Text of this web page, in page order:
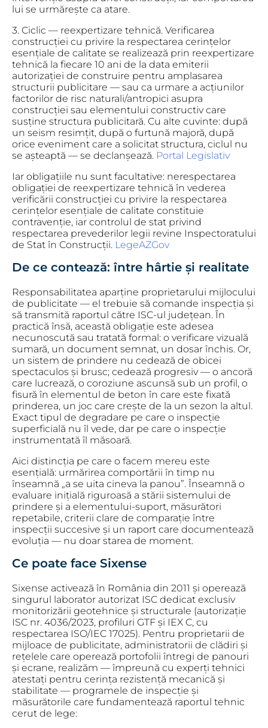
lui se urmărește ca atare.
3. Ciclic — reexpertizare tehnică. Verificarea
construcției cu privire la respectarea cerințelor
esențiale de calitate se realizează prin reexpertizare
tehnică la fiecare 10 ani de la data emiterii
autorizației de construire pentru amplasarea
structurii publicitare — sau ca urmare a acțiunilor
factorilor de risc naturali/antropici asupra
construcției sau elementului constructiv care
susține structura publicitară. Cu alte cuvinte: după
un seism resimțit, după o furtună majoră, după
orice eveniment care a solicitat structura, ciclul nu
se așteaptă — se declanșează. Portal Legislativ
Iar obligațiile nu sunt facultative: nerespectarea
obligației de reexpertizare tehnică în vederea
verificării construcției cu privire la respectarea
cerințelor esențiale de calitate constituie
contravenție, iar controlul de stat privind
respectarea prevederilor legii revine Inspectoratului
de Stat în Construcții. LegeAZGov
De ce contează: între hârtie și realitate
Responsabilitatea aparține proprietarului mijlocului
de publicitate — el trebuie să comande inspecția și
să transmită raportul către ISC-ul județean. În
practică însă, această obligație este adesea
necunoscută sau tratată formal: o verificare vizuală
sumară, un document semnat, un dosar închis. Or,
un sistem de prindere nu cedează de obicei
spectaculos și brusc; cedează progresiv — o ancoră
care lucrează, o coroziune ascunsă sub un profil, o
fisură în elementul de beton în care este fixată
prinderea, un joc care crește de la un sezon la altul.
Exact tipul de degradare pe care o inspecție
superficială nu îl vede, dar pe care o inspecție
instrumentată îl măsoară.
Aici distincția pe care o facem mereu este
esențială: urmărirea comportării în timp nu
înseamnă „a se uita cineva la panou”. Înseamnă o
evaluare inițială riguroasă a stării sistemului de
prindere și a elementului-suport, măsurători
repetabile, criterii clare de comparație între
inspecții succesive și un raport care documentează
evoluția — nu doar starea de moment.
Ce poate face Sixense
Sixense activează în România din 2011 și operează
singurul laborator autorizat ISC dedicat exclusiv
monitorizării geotehnice și structurale (autorizație
ISC nr. 4036/2023, profiluri GTF și IEX C, cu
respectarea ISO/IEC 17025). Pentru proprietarii de
mijloace de publicitate, administratorii de clădiri și
rețelele care operează portofolii întregi de panouri
și ecrane, realizăm — împreună cu experți tehnici
atestați pentru cerința rezistență mecanică și
stabilitate — programele de inspecție și
măsurătorile care fundamentează raportul tehnic
cerut de lege: